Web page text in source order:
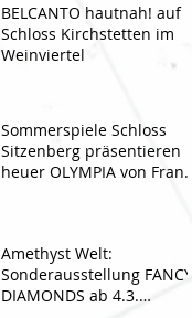
BELCANTO hautnah! auf
Schloss Kirchstetten im
Weinviertel
Sommerspiele Schloss
Sitzenberg präsentieren
heuer OLYMPIA von Franz
Amethyst Welt:
Sonderausstellung FANCY
DIAMONDS ab 4.3.